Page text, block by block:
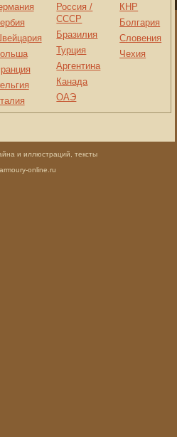
Россия /
СССР
Бразилия
Турция
Аргентина
Канада
ОАЭ
КНР
Болгария
Словения
Чехия
и иллюстраций, тексты
online.ru